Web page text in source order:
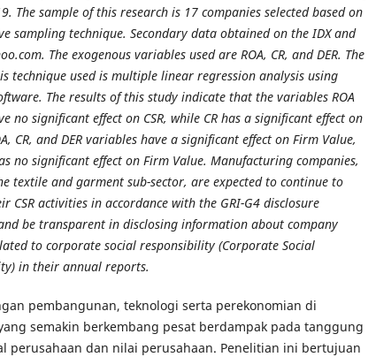
The sample of this research is 17 companies selected based on
sampling technique. Secondary data obtained on the IDX and
The exogenous variables used are ROA, CR, and DER. The
technique used is multiple linear regression analysis using
The results of this study indicate that the variables ROA
no significant effect on CSR, while CR has a significant effect on
CR, and DER variables have a significant effect on Firm Value,
no significant effect on Firm Value. Manufacturing companies,
textile and garment sub-sector, are expected to continue to
CSR activities in accordance with the GRI-G4 disclosure
be transparent in disclosing information about company
to corporate social responsibility (Corporate Social
in their annual reports.
pembangunan, teknologi serta perekonomian di
semakin berkembang pesat berdampak pada tanggung
perusahaan dan nilai perusahaan. Penelitian ini bertujuan